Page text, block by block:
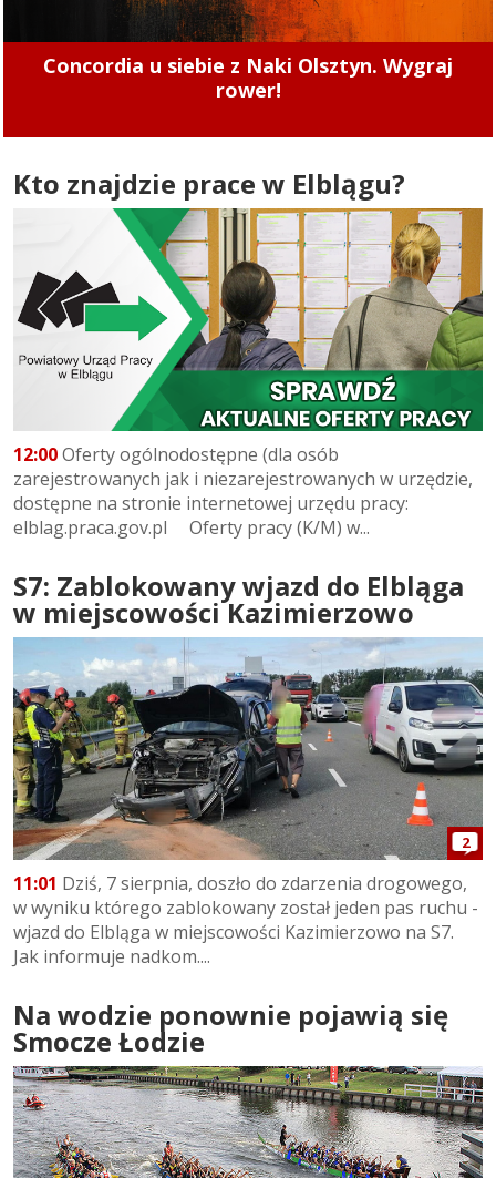
Jeśli Energa nie dotrzyma terminu, EPEC może
naliczyć karę 160 tys. zł dziennie. Czy do tego
Kto znajdzie prace w Elblągu?
12:00Oferty ogólnodostępne (dla osób
zarejestrowanych jak i niezarejestrowanych w urzędzie,
dostępne na stronie internetowej urzędu pracy:
elblag.praca.gov.pl Oferty pracy (K/M) w...
S7: Zablokowany wjazd do Elbląga
w miejscowości Kazimierzowo
2
11:01 Dziś, 7 sierpnia, doszło do zdarzenia drogowego,
w wyniku którego zablokowany został jeden pas ruchu -
wjazd do Elbląga w miejscowości Kazimierzowo na S7.
Jak informuje nadkom....
Na wodzie ponownie pojawią się
Smocze Łodzie